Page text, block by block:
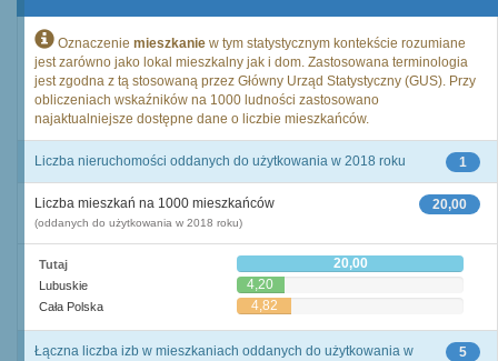
Oznaczenie mieszkanie w tym statystycznym kontekście rozumiane
jest zarówno jako lokal mieszkalny jak i dom. Zastosowana terminologia
jest zgodna z tą stosowaną przez Główny Urząd Statystyczny (GUS). Przy
obliczeniach wskaźników na 1000 ludności zastosowano
najaktualniejsze dostępne dane o liczbie mieszkańców.
1
Liczba nieruchomości oddanych do użytkowania w 2018 roku
20,00
Liczba mieszkań na 1000 mieszkańców
(oddanych do użytkowania w 2018 roku)
Tutaj 20,00
Lubuskie 4,20
Cała Polska 4,82
5
Łączna liczba izb w mieszkaniach oddanych do użytkowania w